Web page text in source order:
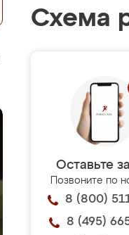
Схема
Оставьте
Позвоните по
8 (800)
8 (495)